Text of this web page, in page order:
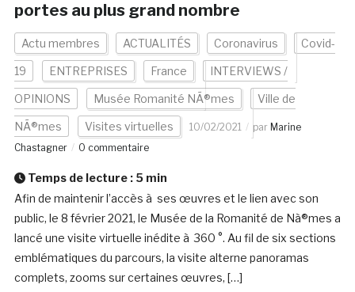
portes au plus grand nombre
Actu membres ACTUALITÉS Coronavirus Covid-
19 ENTREPRISES France INTERVIEWS /
OPINIONS Musée Romanité NÃ®mes Ville de
NÃ®mes Visites virtuelles 10/02/2021 par Marine
Chastagner
0 commentaire
Temps de lecture : 5 min
Afin de maintenir l’accès à ses œuvres et le lien avec son
public, le 8 février 2021, le Musée de la Romanité de Nà®mes a
lancé une visite virtuelle inédite à 360 °. Au fil de six sections
emblématiques du parcours, la visite alterne panoramas
complets, zooms sur certaines œuvres, […]